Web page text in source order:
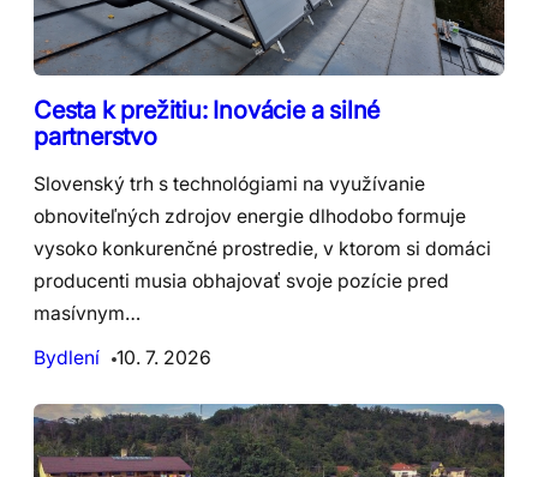
Cesta k prežitiu: Inovácie a silné
partnerstvo
Slovenský trh s technológiami na využívanie
obnoviteľných zdrojov energie dlhodobo formuje
vysoko konkurenčné prostredie, v ktorom si domáci
producenti musia obhajovať svoje pozície pred
masívnym…
Bydlení
10. 7. 2026